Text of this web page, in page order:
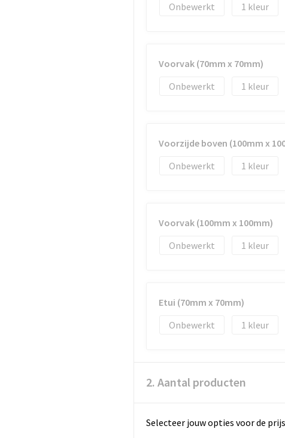
Onbewerkt
1
Voorvak (70mm x 70mm)
Onbewerkt
1
Voorzijde boven (100mm x
Onbewerkt
1
Voorvak (100mm x 100mm)
Onbewerkt
1
Etui (70mm x 70mm)
Onbewerkt
1
2. Aantal producten
Selecteer jouw opties voor de